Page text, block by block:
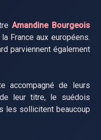
Amandine Bourgeois
France aux européens.
parviennent également
accompagné de leurs
leur titre, le suédois
les sollicitent beaucoup